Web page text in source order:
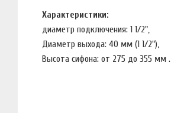
Характеристики:
диаметр подключения: 1 1/2",
Диаметр выхода: 40 мм (1 1/2"),
Высота сифона: от 275 до 355 мм .